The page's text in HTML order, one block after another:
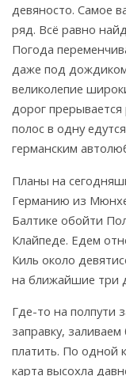
девяносто. Самое
ряд. Всё равно
Погода
даже под
великолепие
дорог
полос в одну
германским
Планы на
Германию из
Балтике обойти
Клайпеде. Едем
Киль около
на ближайшие три
Где-то на полпути
заправку,
платить. По одной
карта высохла